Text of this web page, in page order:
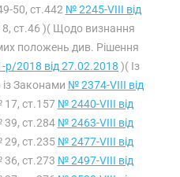
50, ст.442 № 2245-VIII від
ст.46 )( Щодо визнання
положень див. Рішення
р/2018 від 27.02.2018 )( Із
із Законами № 2374-VIII від
ст.157 № 2440-VIII від
ст.284 № 2463-VIII від
ст.235 № 2477-VIII від
ст.273 № 2497-VIII від